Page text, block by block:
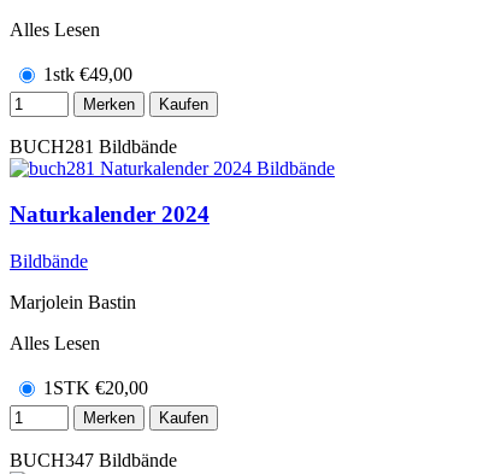
Alles Lesen
1stk €49,00
Merken Kaufen
BUCH281 Bildbände
Naturkalender 2024
Bildbände
Marjolein Bastin
Alles Lesen
1STK €20,00
Merken Kaufen
BUCH347 Bildbände